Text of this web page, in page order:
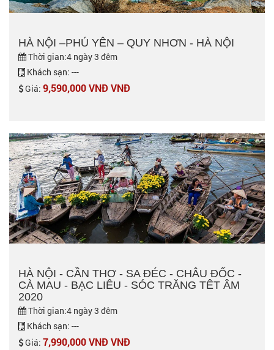
HÀ NỘI –PHÚ YÊN – QUY NHƠN - HÀ NỘI
Thời gian:4 ngày 3 đêm
Khách sạn: ---
Giá: 9,590,000 VNĐ VNĐ
HÀ NỘI - CẦN THƠ - SA ĐÉC - CHÂU ĐỐC -
CÀ MAU - BẠC LIÊU - SÓC TRĂNG TÊT ÂM
2020
Thời gian:4 ngày 3 đêm
Khách sạn: ---
Giá: 7,990,000 VNĐ VNĐ